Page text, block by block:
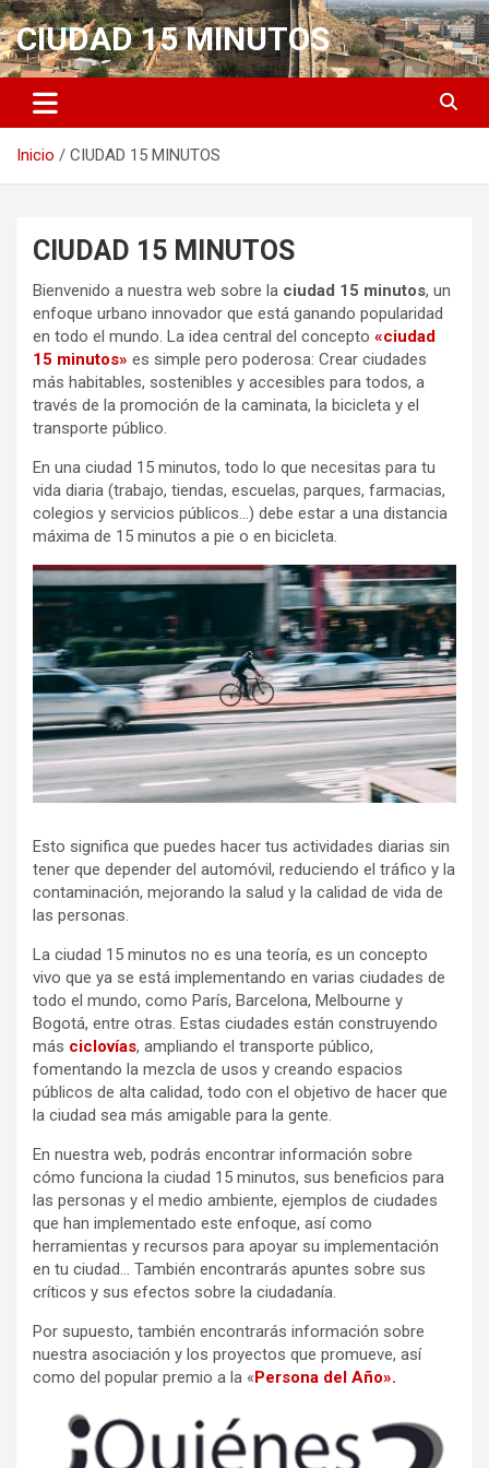
Saltar
al
contenido
CIUDAD 15 MINUTOS
Inicio CIUDAD 15 MINUTOS
CIUDAD 15 MINUTOS
Bienvenido a nuestra web sobre la ciudad 15 minutos, un
enfoque urbano innovador que está ganando popularidad
en todo el mundo. La idea central del concepto «ciudad
15 minutos» es simple pero poderosa: Crear ciudades
más habitables, sostenibles y accesibles para todos, a
través de la promoción de la caminata, la bicicleta y el
transporte público.
En una ciudad 15 minutos, todo lo que necesitas para tu
vida diaria (trabajo, tiendas, escuelas, parques, farmacias,
colegios y servicios públicos…) debe estar a una distancia
máxima de 15 minutos a pie o en bicicleta.
Esto significa que puedes hacer tus actividades diarias sin
tener que depender del automóvil, reduciendo el tráfico y la
contaminación, mejorando la salud y la calidad de vida de
las personas.
La ciudad 15 minutos no es una teoría, es un concepto
vivo que ya se está implementando en varias ciudades de
todo el mundo, como París, Barcelona, Melbourne y
Bogotá, entre otras. Estas ciudades están construyendo
más ciclovías, ampliando el transporte público,
fomentando la mezcla de usos y creando espacios
públicos de alta calidad, todo con el objetivo de hacer que
la ciudad sea más amigable para la gente.
En nuestra web, podrás encontrar información sobre
cómo funciona la ciudad 15 minutos, sus beneficios para
las personas y el medio ambiente, ejemplos de ciudades
que han implementado este enfoque, así como
herramientas y recursos para apoyar su implementación
en tu ciudad… También encontrarás apuntes sobre sus
críticos y sus efectos sobre la ciudadanía.
Por supuesto, también encontrarás información sobre
nuestra asociación y los proyectos que promueve, así
como del popular premio a la «Persona del Año».